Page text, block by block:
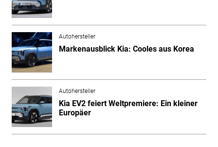
Autohersteller
Markenausblick Kia: Cooles aus Korea
Autohersteller
Kia EV2 feiert Weltpremiere: Ein kleiner
Europäer